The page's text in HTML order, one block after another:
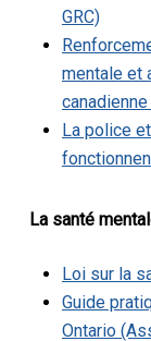
GRC)
mentale et
La police
La santé
Loi sur la
Guide
Ontario